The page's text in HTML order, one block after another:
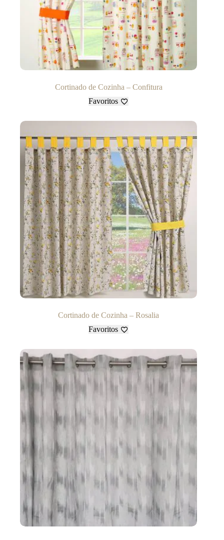
Cortinado de Cozinha – Confitura
Favoritos
Cortinado de Cozinha – Rosalia
Favoritos